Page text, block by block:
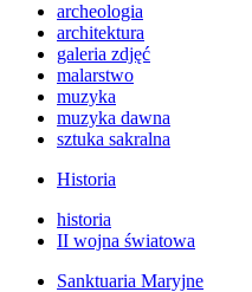
archeologia
architektura
galeria zdjęć
malarstwo
muzyka
muzyka dawna
sztuka sakralna
Historia
historia
II wojna światowa
Sanktuaria Maryjne